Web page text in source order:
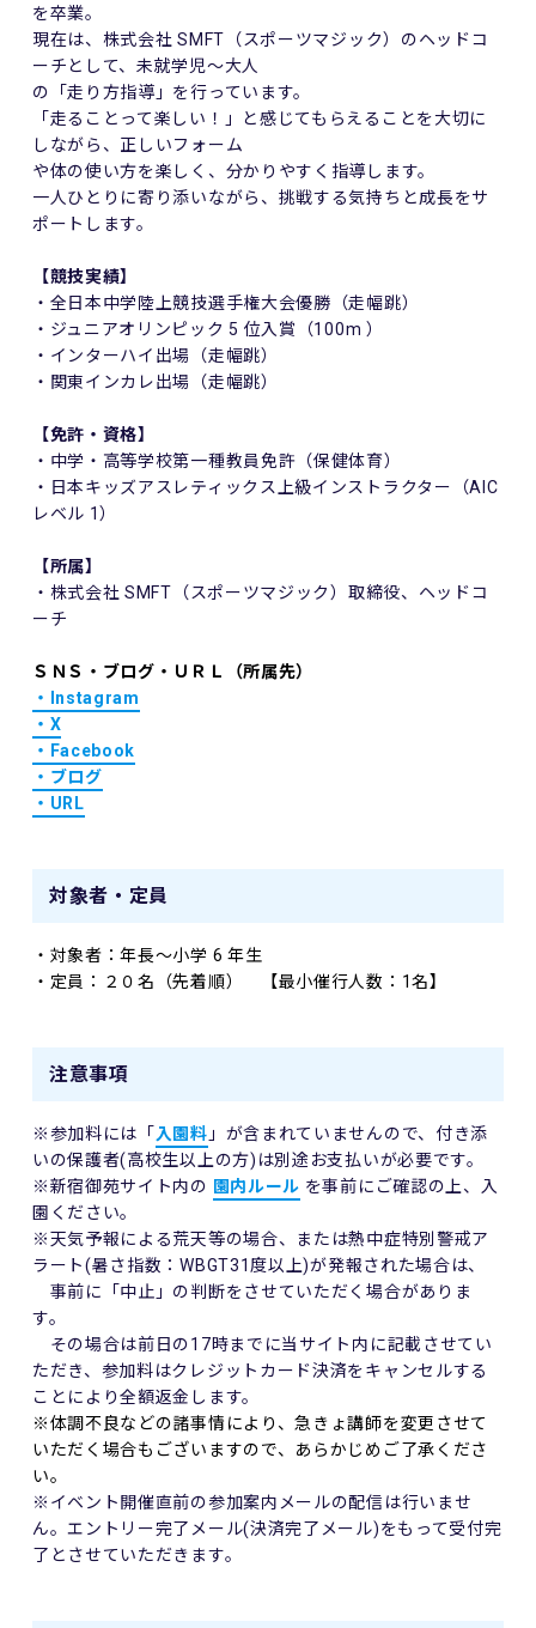
を卒業。
現在は、株式会社 SMFT（スポーツマジック）のヘッドコ
ーチとして、未就学児〜⼤⼈
の「⾛り⽅指導」を⾏っています。
「⾛ることって楽しい！」と感じてもらえることを⼤切に
しながら、正しいフォーム
や体の使い⽅を楽しく、分かりやすく指導します。
⼀⼈ひとりに寄り添いながら、挑戦する気持ちと成⻑をサ
ポートします。
【競技実績】
・全⽇本中学陸上競技選⼿権⼤会優勝（⾛幅跳）
・ジュニアオリンピック 5 位⼊賞（100m ）
・インターハイ出場（⾛幅跳）
・関東インカレ出場（⾛幅跳）
【免許・資格】
・中学・⾼等学校第⼀種教員免許（保健体育）
・⽇本キッズアスレティックス上級インストラクター（AIC
レベル 1）
【所属】
・株式会社 SMFT（スポーツマジック）取締役、ヘッドコ
ーチ
ＳＮＳ・ブログ・ＵＲＬ（所属先）
・Instagram
・X
・Facebook
・ブログ
・URL
対象者・定員
・対象者：年⻑〜⼩学 6 年⽣
・定員：２０名（先着順） 【最小催行人数：1名】
注意事項
※参加料には「 入園料 」が含まれていませんので、付き添
いの保護者(高校生以上の方)は別途お支払いが必要です。
※新宿御苑サイト内の 園内ルール を事前にご確認の上、入
園ください。
※天気予報による荒天等の場合、または熱中症特別警戒ア
ラート(暑さ指数：WBGT31度以上)が発報された場合は、
事前に「中止」の判断をさせていただく場合がありま
す。
その場合は前日の17時までに当サイト内に記載させてい
ただき、参加料はクレジットカード決済をキャンセルする
ことにより全額返金します。
※体調不良などの諸事情により、急きょ講師を変更させて
いただく場合もございますので、あらかじめご了承くださ
い。
※イベント開催直前の参加案内メールの配信は行いませ
ん。エントリー完了メール(決済完了メール)をもって受付完
了とさせていただきます。